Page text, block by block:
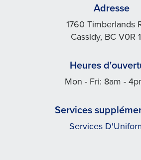
Adresse
1760 Timberlands
Cassidy, BC V0R
Heures
Mon - Fri: 8am -
Services
Services